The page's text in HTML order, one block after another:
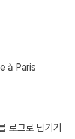
à Paris
로그로 남기기